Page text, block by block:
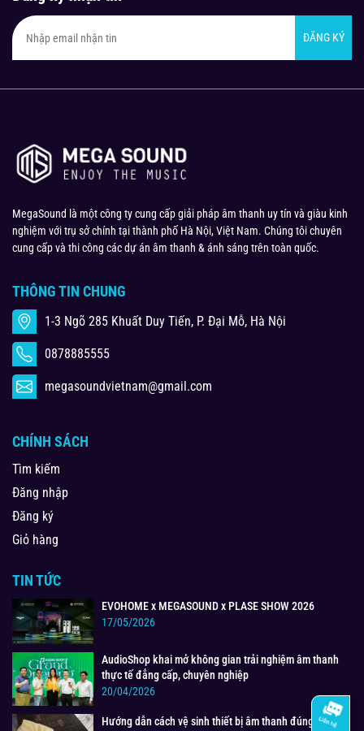
ĐĂNG KÝ
MegaSound là một công ty cung cấp giải pháp âm thanh uy tín và giàu kinh
nghiệm với trụ sở chính tại thành phố Hà Nội, Việt Nam. Chúng tôi chuyên
cung cấp và thi công các dự án âm thanh & ánh sáng trên toàn quốc.
THÔNG TIN CHUNG
1-3 Ngõ 285 Khuất Duy Tiến, P. Đại Mỗ, Hà Nội
0878885555
megasoundvietnam@gmail.com
CHÍNH SÁCH
Tìm kiếm
Đăng nhập
Đăng ký
Giỏ hàng
TIN TỨC
EVOHOME x MEGASOUND x PLASE SHOW 2026
17/05/2026
AudioShop khai mở không gian trải nghiệm âm thanh
thực tế đẳng cấp, chuyên nghiệp
20/04/2026
Hướng dẫn cách vệ sinh thiết bị âm thanh đúng cách